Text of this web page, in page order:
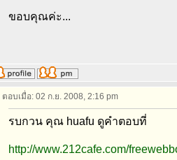
ขอบคุณค่ะ...
ตอบเมื่อ: 02 ก.ย. 2008, 2:16 pm
รบกวน คุณ huafu ดูคำตอบที่
http://www.212cafe.com/